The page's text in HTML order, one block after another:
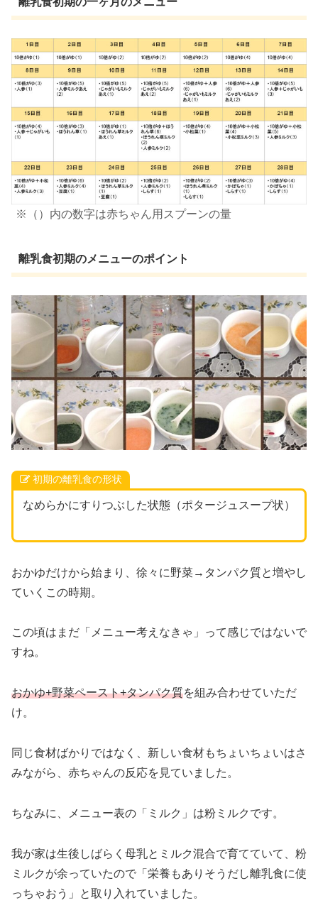
※（）内の数字は赤ちゃん用スプーンの量
離乳食初期のメニューのポイント
初期の離乳食の形状
なめらかにすりつぶした状態（ポタージュスープ状）
おかゆだけから始まり、徐々に野菜→タンパク質と増やし
ていくこの時期。
この頃はまだ「メニュー考えなきゃ」って感じではないで
すね。
おかゆ+野菜ペースト+タンパク質を組み合わせていただ
け。
同じ食材ばかりではなく、新しい食材もちょいちょいはさ
みながら、赤ちゃんの反応を見ていました。
ちなみに、メニュー表の「ミルク」は粉ミルクです。
我が家は生後しばらく母乳とミルク混合で育てていて、粉
ミルクが余っていたので「栄養もありそうだし離乳食に使
っちゃおう」と取り入れていました。